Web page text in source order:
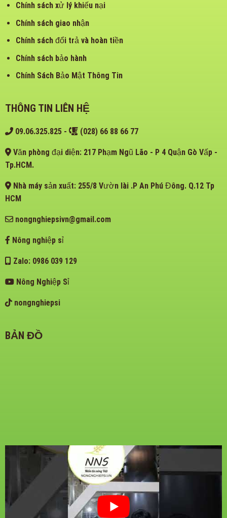
Chính sách xử lý khiếu nại
Chính sách giao nhận
Chính sách đổi trả và hoàn tiền
Chính sách bảo hành
Chính Sách Bảo Mật Thông Tin
THÔNG TIN LIÊN HỆ
09.06.325.825- (028) 66 88 66 77
Văn phòng đại diện: 217 Phạm Ngũ Lão - P 4 Quận Gò Vấp -
Tp.HCM.
Nhà máy sản xuất: 255/8 Vườn lài .P An Phú Đông. Q.12 Tp
HCM
nongnghiepsivn@gmail.com
Nông nghiệp sỉ
Zalo: 0986 039 129
Nông Nghiệp Sỉ
nongnghiepsi
BẢN ĐỒ